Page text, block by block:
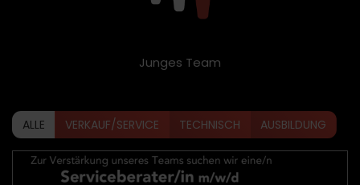
Junges Team
ALLE VERKAUF/SERVICE TECHNISCH AUSBILDUNG